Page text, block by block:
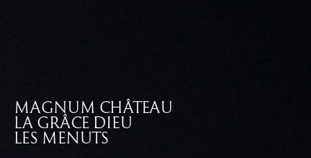
MAGNUM CHÂTEAU
LA GRÂCE DIEU
LES MENUTS